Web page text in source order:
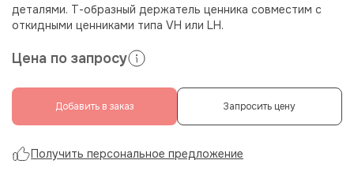
деталями. Т-образный держатель ценника совместим с
откидными ценниками типа VH или LH.
Цена по запросу
Добавить в заказ Запросить цену
Получить персональное предложение